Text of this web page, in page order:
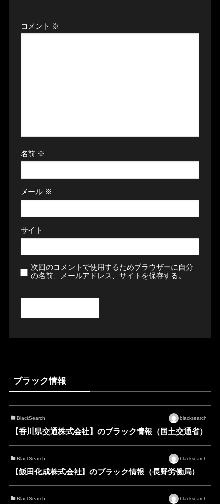
コメント ※
名前 ※
メール ※
サイト
次回のコメントで使用するためブラウザーに自分
の名前、メールアドレス、サイトを保存する。
ブラック情報
BlackSearch blacksearch
【香川県交通株式会社】のブラック情報（国土交通省）
BlackSearch blacksearch
【飯田化成株式会社】のブラック情報（長野労働局）
BlackSearch blacksearch